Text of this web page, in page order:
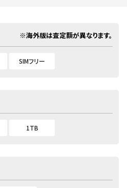
※海外版は査定額が異なります。
SIMフリー
1TB